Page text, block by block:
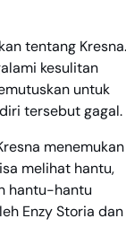
tentang Kresna.
kesulitan
untuk
tersebut gagal.
menemukan
melihat hantu,
hantu-hantu
Enzy Storia dan